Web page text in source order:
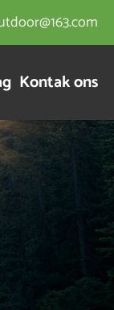
Kontak ons